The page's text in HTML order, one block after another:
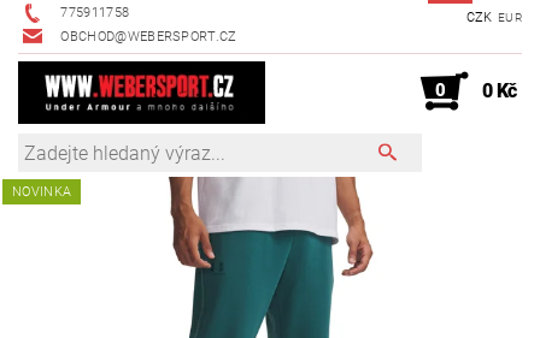
775911758
OBCHOD@WEBERSPORT.CZ
CZK EUR
0 0 Kč
NOVINKA